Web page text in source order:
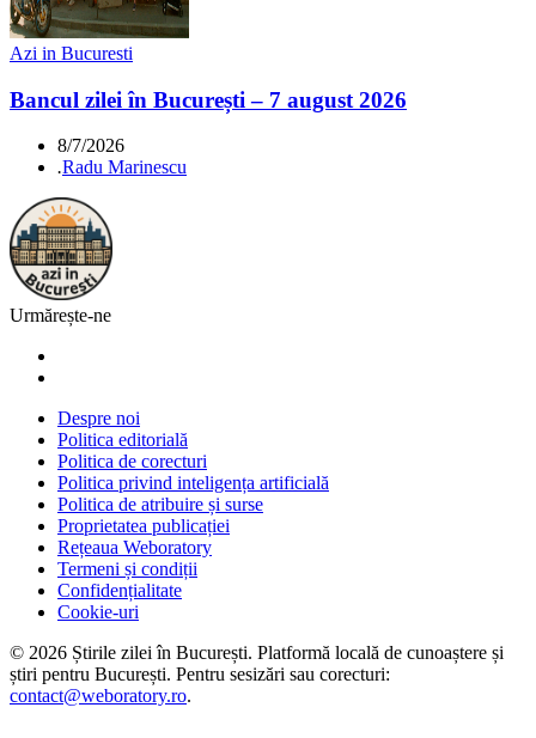
Azi in Bucuresti
Bancul zilei în București – 7 august 2026
8/7/2026
.Radu Marinescu
Urmărește-ne
Despre noi
Politica editorială
Politica de corecturi
Politica privind inteligența artificială
Politica de atribuire și surse
Proprietatea publicației
Rețeaua Weboratory
Termeni și condiții
Confidențialitate
Cookie-uri
© 2026 Știrile zilei în București. Platformă locală de cunoaștere și
știri pentru București. Pentru sesizări sau corecturi:
contact@weboratory.ro.